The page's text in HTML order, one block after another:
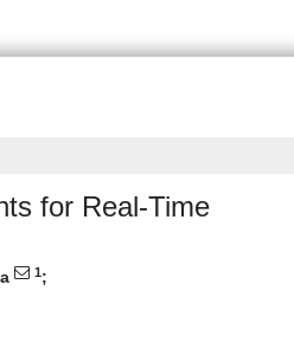
for Real-Time
1;